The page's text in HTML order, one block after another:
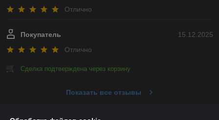
Отлично
15.12.2025
Покупатель
Отлично
Сделка подтверждена через корзину
Показать все отзывы